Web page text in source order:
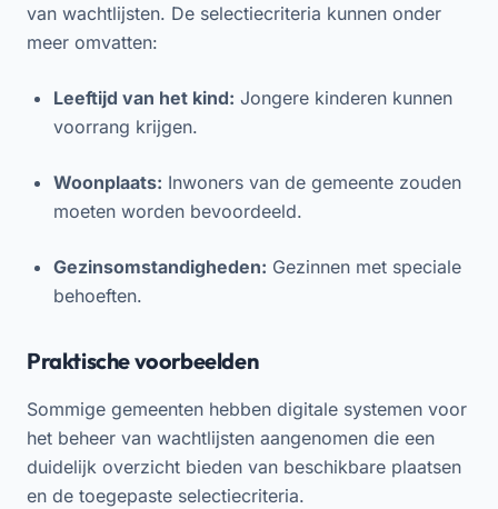
van wachtlijsten. De selectiecriteria kunnen onder
meer omvatten:
Leeftijd van het kind: Jongere kinderen kunnen
voorrang krijgen.
Woonplaats: Inwoners van de gemeente zouden
moeten worden bevoordeeld.
Gezinsomstandigheden: Gezinnen met speciale
behoeften.
Praktische voorbeelden
Sommige gemeenten hebben digitale systemen voor
het beheer van wachtlijsten aangenomen die een
duidelijk overzicht bieden van beschikbare plaatsen
en de toegepaste selectiecriteria.